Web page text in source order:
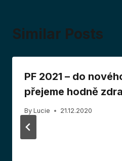
Similar Posts
PF 2021 – do
přejeme hodně
By Lucie 21.12.2020